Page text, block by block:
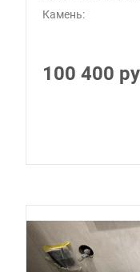
Камень:
100 400